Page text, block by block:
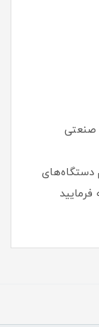
صنعتی
دستگاه‌های